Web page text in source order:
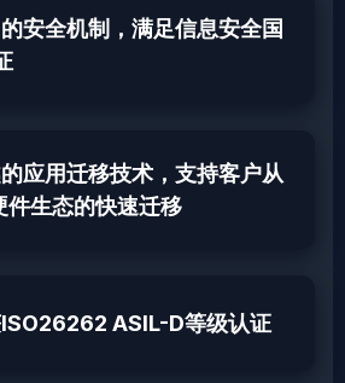
安全机制，满足信息安全国
应用迁移技术，支持客户从
件生态的快速迁移
ASIL-D等级认证